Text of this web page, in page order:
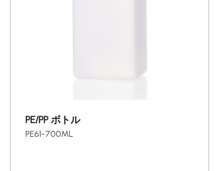
PE/PP ボトル
PE61-700ML